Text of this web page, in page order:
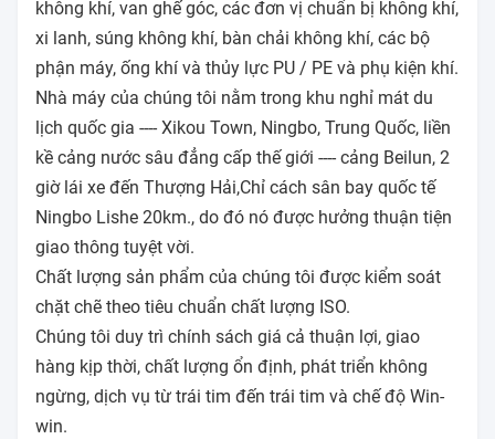
không khí, van ghế góc, các đơn vị chuẩn bị không khí,
xi lanh, súng không khí, bàn chải không khí, các bộ
phận máy, ống khí và thủy lực PU / PE và phụ kiện khí.
Nhà máy của chúng tôi nằm trong khu nghỉ mát du
lịch quốc gia ---- Xikou Town, Ningbo, Trung Quốc, liền
kề cảng nước sâu đẳng cấp thế giới ---- cảng Beilun, 2
giờ lái xe đến Thượng Hải,Chỉ cách sân bay quốc tế
Ningbo Lishe 20km., do đó nó được hưởng thuận tiện
giao thông tuyệt vời.
Chất lượng sản phẩm của chúng tôi được kiểm soát
chặt chẽ theo tiêu chuẩn chất lượng ISO.
Chúng tôi duy trì chính sách giá cả thuận lợi, giao
hàng kịp thời, chất lượng ổn định, phát triển không
ngừng, dịch vụ từ trái tim đến trái tim và chế độ Win-
win.